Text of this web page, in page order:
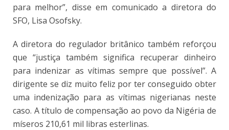
para melhor”, disse em comunicado a diretora do
SFO, Lisa Osofsky.
A diretora do regulador britânico também reforçou
que “justiça também significa recuperar dinheiro
para indenizar as vítimas sempre que possível”. A
dirigente se diz muito feliz por ter conseguido obter
uma indenização para as vítimas nigerianas neste
caso. A título de compensação ao povo da Nigéria de
míseros 210,61 mil libras esterlinas.